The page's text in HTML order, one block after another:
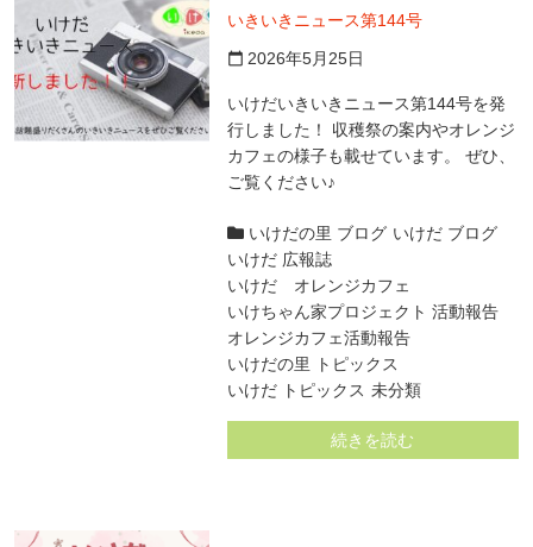
いきいきニュース第144号
calendar_today 2026年5月25日
いけだいきいきニュース第144号を発
行しました！ 収穫祭の案内やオレンジ
カフェの様子も載せています。 ぜひ、
ご覧ください♪
いけだの里 ブログ いけだ ブログ
いけだ 広報誌
いけだ オレンジカフェ
いけちゃん家プロジェクト 活動報告
オレンジカフェ活動報告
いけだの里 トピックス
いけだ トピックス 未分類
続きを読む